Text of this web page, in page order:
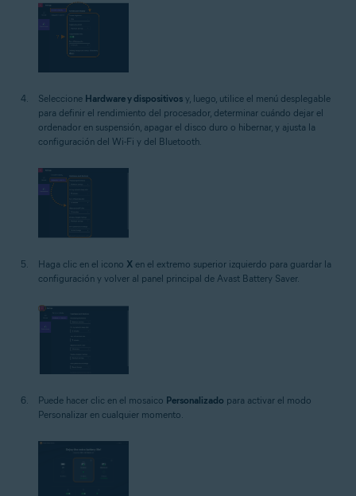
Seleccione Hardware y dispositivos y, luego, utilice el menú desplegable
para definir el rendimiento del procesador, determinar cuándo dejar el
ordenador en suspensión, apagar el disco duro o hibernar, y ajusta la
configuración del Wi-Fi y del Bluetooth.
Haga clic en el icono X en el extremo superior izquierdo para guardar la
configuración y volver al panel principal de Avast Battery Saver.
Puede hacer clic en el mosaico Personalizado para activar el modo
Personalizar en cualquier momento.